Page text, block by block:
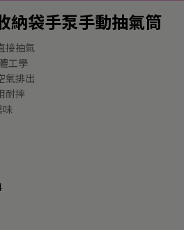
納袋手泵手動抽氣筒
接抽氣
工學
氣排出
耐摔
味